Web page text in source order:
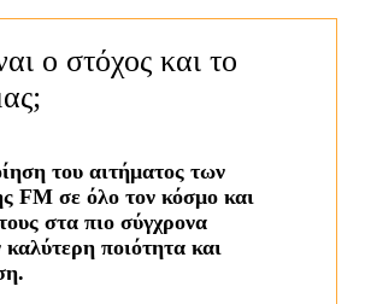
ο στόχος και το
του αιτήματος των
FM σε όλο τον κόσμο και
στα πιο σύγχρονα
καλύτερη ποιότητα και